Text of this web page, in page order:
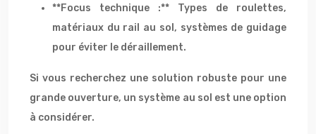
**Focus technique :** Types de roulettes,
matériaux du rail au sol, systèmes de guidage
pour éviter le déraillement.
Si vous recherchez une solution robuste pour une
grande ouverture, un système au sol est une option
à considérer.